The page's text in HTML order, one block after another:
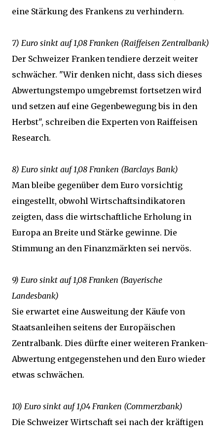
eine Stärkung des Frankens zu verhindern.
7) Euro sinkt auf 1,08 Franken (Raiffeisen Zentralbank)
Der Schweizer Franken tendiere derzeit weiter
schwächer. "Wir denken nicht, dass sich dieses
Abwertungstempo umgebremst fortsetzen wird
und setzen auf eine Gegenbewegung bis in den
Herbst", schreiben die Experten von Raiffeisen
Research.
8) Euro sinkt auf 1,08 Franken (Barclays Bank)
Man bleibe gegenüber dem Euro vorsichtig
eingestellt, obwohl Wirtschaftsindikatoren
zeigten, dass die wirtschaftliche Erholung in
Europa an Breite und Stärke gewinne. Die
Stimmung an den Finanzmärkten sei nervös.
9) Euro sinkt auf 1,08 Franken (Bayerische
Landesbank)
Sie erwartet eine Ausweitung der Käufe von
Staatsanleihen seitens der Europäischen
Zentralbank. Dies dürfte einer weiteren Franken-
Abwertung entgegenstehen und den Euro wieder
etwas schwächen.
10) Euro sinkt auf 1,04 Franken (Commerzbank)
Die Schweizer Wirtschaft sei nach der kräftigen